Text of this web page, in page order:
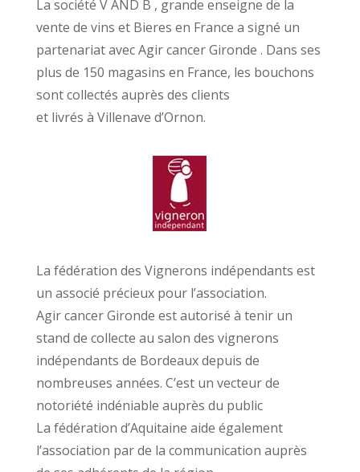
La société V AND B , grande enseigne de la
vente de vins et Bieres en France a signé un
partenariat avec Agir cancer Gironde . Dans ses
plus de 150 magasins en France, les bouchons
sont collectés auprès des clients
et livrés à Villenave d’Ornon.
La fédération des Vignerons indépendants est
un associé précieux pour l’association.
Agir cancer Gironde est autorisé à tenir un
stand de collecte au salon des vignerons
indépendants de Bordeaux depuis de
nombreuses années. C’est un vecteur de
notoriété indéniable auprès du public
La fédération d’Aquitaine aide également
l’association par de la communication auprès